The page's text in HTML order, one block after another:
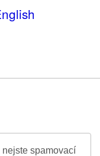
nejste spamovací